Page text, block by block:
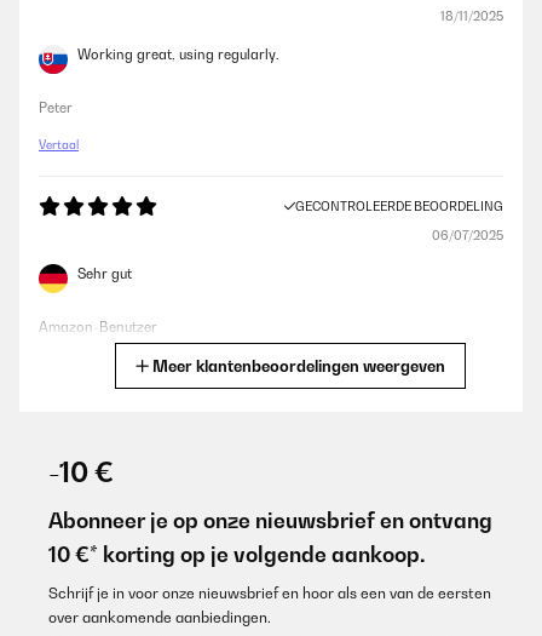
18/11/2025
Working great, using regularly.
Peter
Vertaal
GECONTROLEERDE BEOORDELING
06/07/2025
Sehr gut
Amazon-Benutzer
Amazon-Benutzer
Meer klantenbeoordelingen weergeven
-10 €
Abonneer je op onze nieuwsbrief en ontvang
10 €* korting op je volgende aankoop.
Schrijf je in voor onze nieuwsbrief en hoor als een van de eersten
over aankomende aanbiedingen.